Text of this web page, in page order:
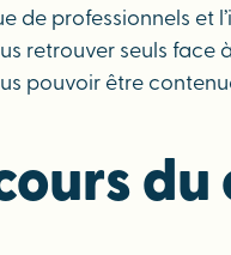
professionnels et
retrouver seuls face
pouvoir être